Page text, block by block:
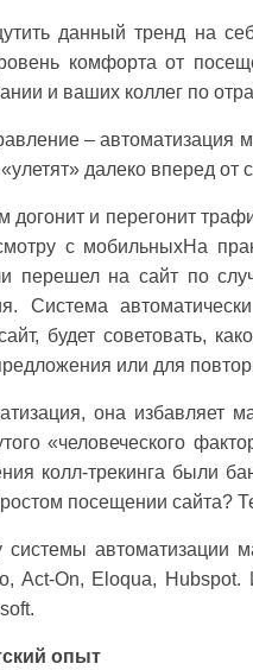
данный тренд на
комфорта от
и ваших коллег по
– автоматизация
далеко вперед от
и перегонит
с мобильныхНа
перешел на сайт по
Система
будет советовать,
или для
она избавляет
«человеческого
колл-трекинга были
посещении сайта?
автоматизации
Act-On, Eloqua, Hubspot.
опыт